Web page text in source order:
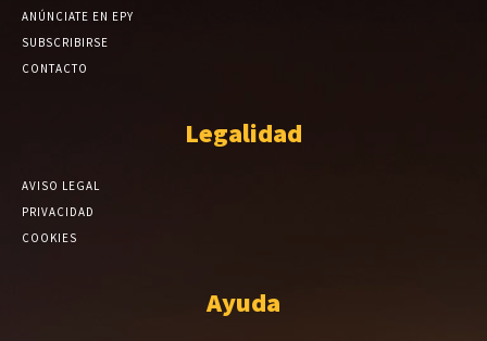
ANÚNCIATE EN EPY
SUBSCRIBIRSE
CONTACTO
Legalidad
AVISO LEGAL
PRIVACIDAD
COOKIES
Ayuda